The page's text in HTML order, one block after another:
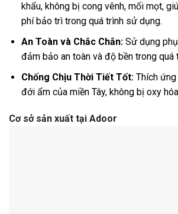
khẩu, không bị cong vênh, mối mọt,
phí bảo trì trong quá trình sử dụng.
An Toàn và Chắc Chắn:Sử dụng
đảm bảo an toàn và độ bền trong quá
Chống Chịu Thời Tiết Tốt:Thích ứng
đới ẩm của miền Tây, không bị oxy
Cơ sở sản xuất tại Adoor